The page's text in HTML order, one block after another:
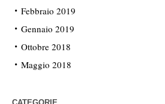
Febbraio 2019
Gennaio 2019
Ottobre 2018
Maggio 2018